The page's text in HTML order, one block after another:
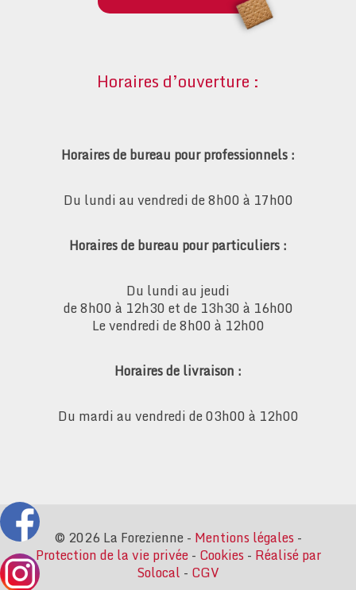
Horaires d’ouverture :
Horaires de bureau pour professionnels :
Du lundi au vendredi de 8h00 à 17h00
Horaires de bureau pour particuliers :
Du lundi au jeudi
de 8h00 à 12h30 et de 13h30 à 16h00
Le vendredi de 8h00 à 12h00
Horaires de livraison :
Du mardi au vendredi de 03h00 à 12h00
© 2026 La Forezienne - Mentions légales -
Protection de la vie privée- Cookies - Réalisé par
Solocal - CGV